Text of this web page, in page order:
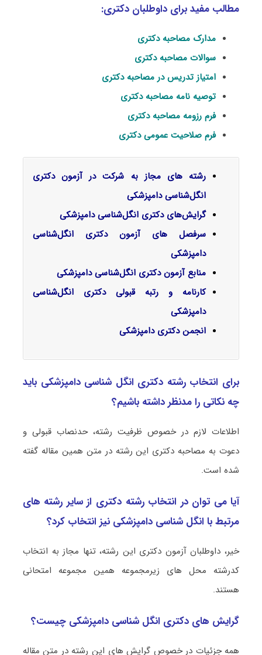
مطالب مفید برای داوطلبان دکتری:
مدارک مصاحبه دکتری
سوالات مصاحبه دکتری
امتیاز تدریس در مصاحبه دکتری
توصیه نامه مصاحبه دکتری
فرم رزومه مصاحبه دکتری
فرم صلاحیت عمومی دکتری
رشته های مجاز به شرکت در آزمون دکتری
انگل‌شناسی دامپزشکی
گرایش‌های دکتری انگل‌شناسی دامپزشکی
سرفصل‌ های آزمون دکتری انگل‌شناسی
دامپزشکی
منابع آزمون دکتری انگل‌شناسی دامپزشکی
کارنامه و رتبه قبولی دکتری انگل‌شناسی
دامپزشکی
انجمن دکتری دامپزشکی
برای انتخاب رشته دکتری انگل‌ شناسی دامپزشکی باید
چه نکاتی را مدنظر داشته باشیم؟
اطلاعات لازم در خصوص ظرفیت رشته، حدنصاب قبولی و
دعوت به مصاحبه دکتری این رشته در متن همین مقاله گفته
شده است.
آیا می توان در انتخاب رشته دکتری از سایر رشته های
مرتبط با انگل‌ شناسی دامپزشکی نیز انتخاب کرد؟
خیر، داوطلبان آزمون دکتری این رشته، تنها مجاز به انتخاب
کدرشته محل های زیرمجموعه همین مجموعه امتحانی
هستند.
گرایش های دکتری انگل‌ شناسی دامپزشکی چیست؟
همه جزئیات در خصوص گرایش های این رشته در متن مقاله